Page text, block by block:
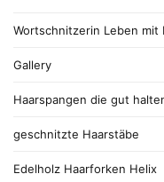
Wortschnitzerin Leben mit
Gallery
Haarspangen die gut
geschnitzte Haarstäbe
Edelholz Haarforken Helix